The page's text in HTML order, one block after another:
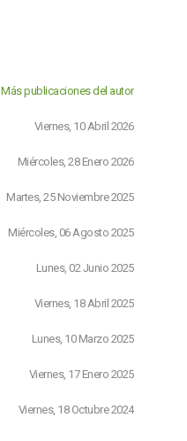
Más publicaciones del autor
Viernes, 10 Abril 2026
Miércoles, 28 Enero 2026
Martes, 25 Noviembre 2025
Miércoles, 06 Agosto 2025
Lunes, 02 Junio 2025
Viernes, 18 Abril 2025
Lunes, 10 Marzo 2025
Viernes, 17 Enero 2025
Viernes, 18 Octubre 2024